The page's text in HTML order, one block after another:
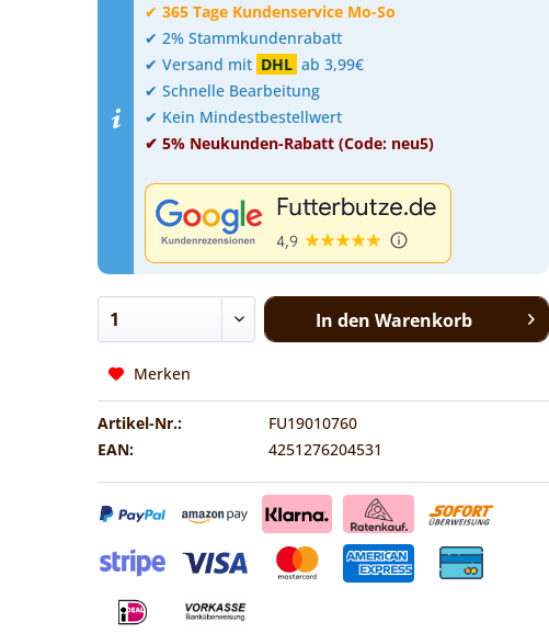
✔365 Tage Kundenservice Mo-So
✔ 2% Stammkundenrabatt
✔ Versand mit DHL ab 3,99€
✔ Schnelle Bearbeitung
✔ Kein Mindestbestellwert
✔ 5% Neukunden-Rabatt (Code: neu5)
In den Warenkorb
Merken
Artikel-Nr.:
FU19010760
EAN:
4251276204531